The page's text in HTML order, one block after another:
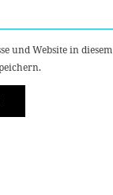
und Website in